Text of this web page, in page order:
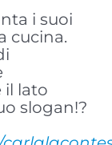
i suoi
cucina.
il lato
slogan!?